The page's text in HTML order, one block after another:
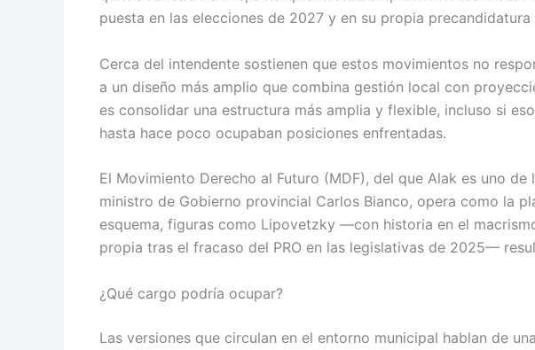
puesta en las elecciones de 2027 y en su propia
Cerca del intendente sostienen que estos movimientos no
a un diseño más amplio que combina gestión local con
es consolidar una estructura más amplia y flexible, incluso si
hasta hace poco ocupaban posiciones enfrentadas.
El Movimiento Derecho al Futuro (MDF), del que Alak es uno
ministro de Gobierno provincial Carlos Bianco, opera como la
esquema, figuras como Lipovetzky —con historia en el
propia tras el fracaso del PRO en las legislativas de 2025—
¿Qué cargo podría ocupar?
Las versiones que circulan en el entorno municipal hablan de